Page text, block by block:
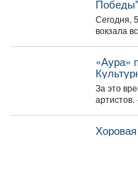
Сегодня,
вокзала
«Аура»
лет.
За это
артистов. ☀️Молодёжный состав коллектива